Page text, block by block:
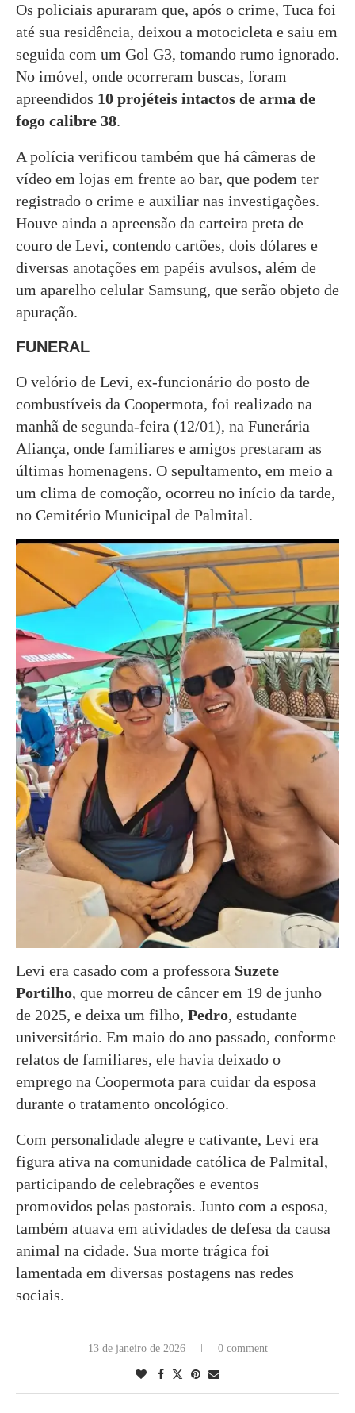
Os policiais apuraram que, após o crime, Tuca foi
até sua residência, deixou a motocicleta e saiu em
seguida com um Gol G3, tomando rumo ignorado.
No imóvel, onde ocorreram buscas, foram
apreendidos 10 projéteis intactos de arma de
fogo calibre 38.
A polícia verificou também que há câmeras de
vídeo em lojas em frente ao bar, que podem ter
registrado o crime e auxiliar nas investigações.
Houve ainda a apreensão da carteira preta de
couro de Levi, contendo cartões, dois dólares e
diversas anotações em papéis avulsos, além de
um aparelho celular Samsung, que serão objeto de
apuração.
FUNERAL
O velório de Levi, ex-funcionário do posto de
combustíveis da Coopermota, foi realizado na
manhã de segunda-feira (12/01), na Funerária
Aliança, onde familiares e amigos prestaram as
últimas homenagens. O sepultamento, em meio a
um clima de comoção, ocorreu no início da tarde,
no Cemitério Municipal de Palmital.
Levi era casado com a professora Suzete
Portilho, que morreu de câncer em 19 de junho
de 2025, e deixa um filho, Pedro, estudante
universitário. Em maio do ano passado, conforme
relatos de familiares, ele havia deixado o
emprego na Coopermota para cuidar da esposa
durante o tratamento oncológico.
Com personalidade alegre e cativante, Levi era
figura ativa na comunidade católica de Palmital,
participando de celebrações e eventos
promovidos pelas pastorais. Junto com a esposa,
também atuava em atividades de defesa da causa
animal na cidade. Sua morte trágica foi
lamentada em diversas postagens nas redes
sociais.
13 de janeiro de 2026 0 comment